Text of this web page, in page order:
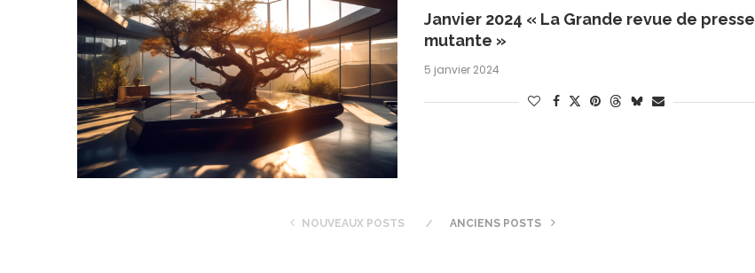
Janvier 2024 « La Grande revue de presse
mutante »
5 janvier 2024
NOUVEAUX POSTS ANCIENS POSTS